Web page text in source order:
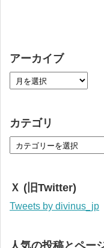
アーカイブ
カテゴリ
Ｘ (旧Twitter)
Tweets by divinus_jp
人気の投稿とペー